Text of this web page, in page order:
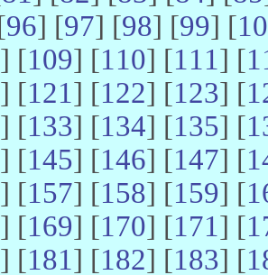
96] [97] [98] [99] [
] [109] [110] [111] [
] [121] [122] [123] [
] [133] [134] [135] [
] [145] [146] [147] [
] [157] [158] [159] [
] [169] [170] [171] [
] [181] [182] [183] [